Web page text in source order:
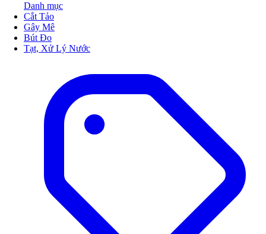
Danh mục
Cắt Tảo
Gây Mê
Bút Đo
Tạt, Xử Lý Nước